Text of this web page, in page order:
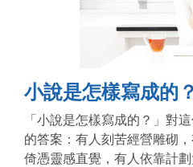
小說是怎樣寫成的？
「小說是怎樣寫成的？」對
的答案：有人刻苦經營雕砌
倚憑靈感直覺，有人依靠計